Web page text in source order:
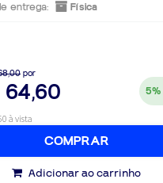
entrega: Física
por
64,60 5%
à vista
COMPRAR
Adicionar ao carrinho